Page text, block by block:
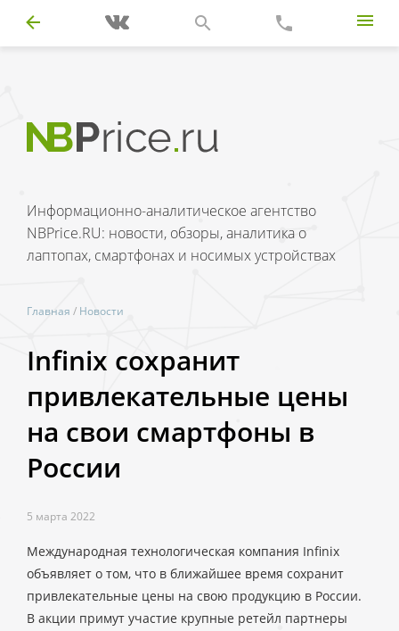
Информационно-аналитическое агентство
NBPrice.RU: новости, обзоры, аналитика о
лаптопах, смартфонах и носимых устройствах
Главная / Новости
Infinix сохранит
привлекательные цены
на свои смартфоны в
России
5 марта 2022
Международная технологическая компания Infinix
объявляет о том, что в ближайшее время сохранит
привлекательные цены на свою продукцию в России.
В акции примут участие крупные ретейл партнеры